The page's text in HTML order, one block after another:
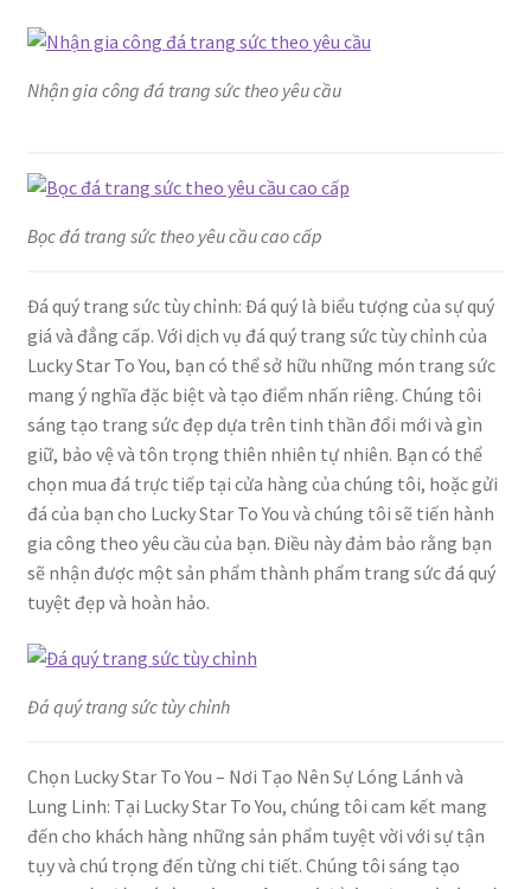
Nhận gia công đá trang sức theo yêu cầu
Bọc đá trang sức theo yêu cầu cao cấp
Đá quý trang sức tùy chỉnh: Đá quý là biểu tượng của sự quý
giá và đẳng cấp. Với dịch vụ đá quý trang sức tùy chỉnh của
Lucky Star To You, bạn có thể sở hữu những món trang sức
mang ý nghĩa đặc biệt và tạo điểm nhấn riêng. Chúng tôi
sáng tạo trang sức đẹp dựa trên tinh thần đổi mới và gìn
giữ, bảo vệ và tôn trọng thiên nhiên tự nhiên. Bạn có thể
chọn mua đá trực tiếp tại cửa hàng của chúng tôi, hoặc gửi
đá của bạn cho Lucky Star To You và chúng tôi sẽ tiến hành
gia công theo yêu cầu của bạn. Điều này đảm bảo rằng bạn
sẽ nhận được một sản phẩm thành phẩm trang sức đá quý
tuyệt đẹp và hoàn hảo.
Đá quý trang sức tùy chỉnh
Chọn Lucky Star To You – Nơi Tạo Nên Sự Lóng Lánh và
Lung Linh: Tại Lucky Star To You, chúng tôi cam kết mang
đến cho khách hàng những sản phẩm tuyệt vời với sự tận
tụy và chú trọng đến từng chi tiết. Chúng tôi sáng tạo